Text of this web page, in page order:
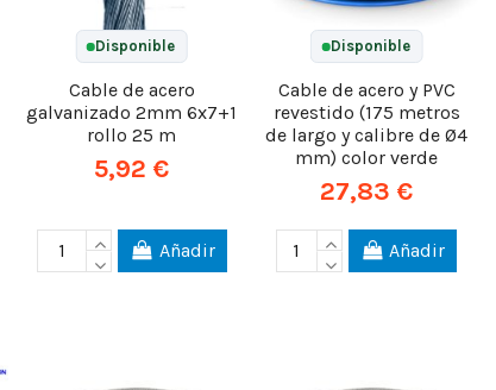
Disponible
Cable de acero
galvanizado 2mm 6x7+1
rollo 25 m
5,92 €
Añadir
Disponible
Cable de acero y PVC
revestido (175 metros
de largo y calibre de Ø4
mm) color verde
27,83 €
Añadir